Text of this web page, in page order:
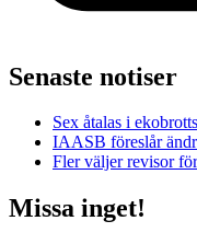
Senaste notiser
Sex åtalas i
IAASB föreslår
Fler väljer revisor
Missa inget!